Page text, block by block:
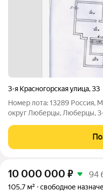
3-я Красногорская улица,33
Номер лота: 13289 Россия,
округ Люберцы, Люберцы, 3-
из 9 Кол-во этажей: 9
В собственности
10 000 000 ₽ 94
105,7 м² свободное